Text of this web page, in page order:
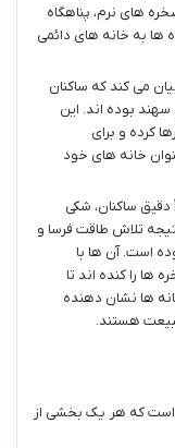
های نرم، پناهگاه
ها به خانه های دائمی
می کند که ساکنان
بوده اند. این
کرده و برای
خانه های خود
دقیق ساکنان، شکی
تلاش طاقت فرسا و
است. آن ها با
ها را کنده اند تا
ها نشان دهنده
هستند.
است که هر یک بخشی از